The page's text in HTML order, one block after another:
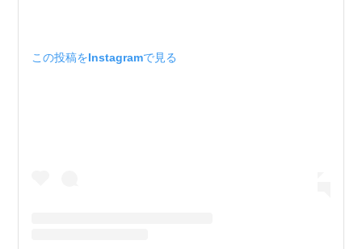
この投稿をInstagramで見る